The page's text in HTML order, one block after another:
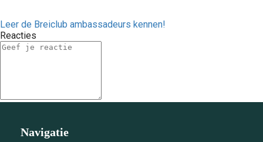
Leer de Breiclub ambassadeurs kennen!
Reacties
Navigatie